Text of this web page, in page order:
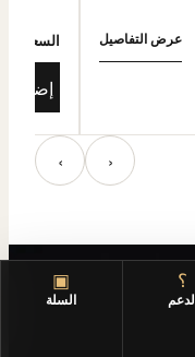
؟
الدعم
▣
السلة
عرض التفاصيل السعر
إضافة
‹ ›